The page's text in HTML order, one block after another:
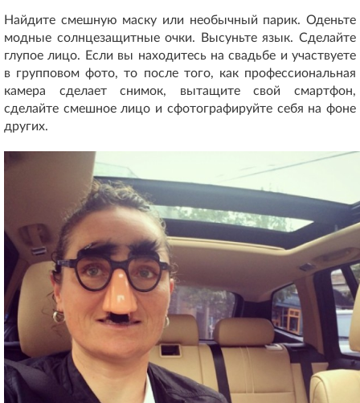
Найдите смешную маску или необычный парик. Оденьте
модные солнцезащитные очки. Высуньте язык. Сделайте
глупое лицо. Если вы находитесь на свадьбе и участвуете
в групповом фото, то после того, как профессиональная
камера сделает снимок, вытащите свой смартфон,
сделайте смешное лицо и сфотографируйте себя на фоне
других.